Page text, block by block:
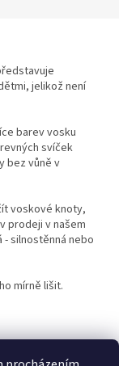
jelikož není
barev vosku
svíček
bez vůně v
voskové knoty,
prodeji v našem
- silnostěnná nebo
mírně lišit.